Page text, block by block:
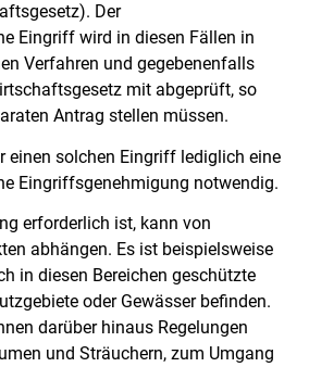
Der
Eingriff wird in diesen Fällen in
Verfahren und gegebenenfalls
mit abgeprüft, so
Antrag stellen müssen.
einen solchen Eingriff lediglich eine
Eingriffsgenehmigung notwendig.
erforderlich ist, kann von
abhängen. Es ist beispielsweise
in diesen Bereichen geschützte
oder Gewässer befinden.
darüber hinaus Regelungen
und Sträuchern, zum Umgang